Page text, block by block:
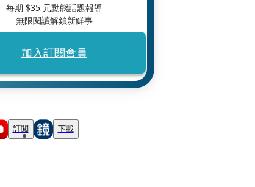
每期 $35元動態話題報導
無限閱讀解鎖新鮮事
加入訂閱會員
訂閱 下載